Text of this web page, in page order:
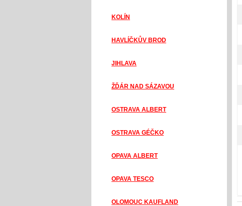
KOLÍN
HAVLÍČKŮV BROD
JIHLAVA
ŽĎÁR NAD SÁZAVOU
OSTRAVA ALBERT
OSTRAVA GÉČKO
OPAVA ALBERT
OPAVA TESCO
OLOMOUC KAUFLAND